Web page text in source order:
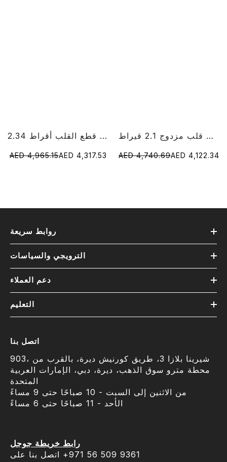
2.34 قيراط مختبر الماس قطع القلب أقراط
AED 4,965.15AED 4,317.53
خاتم الماس على شكل قلب مزدوج 2.1 قيراط
AED 4,740.69AED 4,122.34
روابط سريعة
الترويجي والسياسات
دعم العملاء
التعليم
اتصل بنا
903، شيرينا بلازا 3، طريق كورنيش ديرة، بالقرب من
محطة مترو سوق الذهب، ديرة، دبي، الإمارات العربية
المتحدة
من الاثنين إلى السبت - 10 صباحًا حتى 9 مساءً
الأحد - 11 صباحًا حتى 6 مساءً
رابط خريطة جوجل
اتصل بنا على ‎+971 56 509 9361